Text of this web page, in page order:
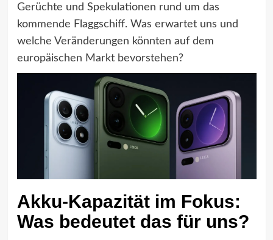
Gerüchte und Spekulationen rund um das
kommende Flaggschiff. Was erwartet uns und
welche Veränderungen könnten auf dem
europäischen Markt bevorstehen?
Akku-Kapazität im Fokus:
Was bedeutet das für uns?